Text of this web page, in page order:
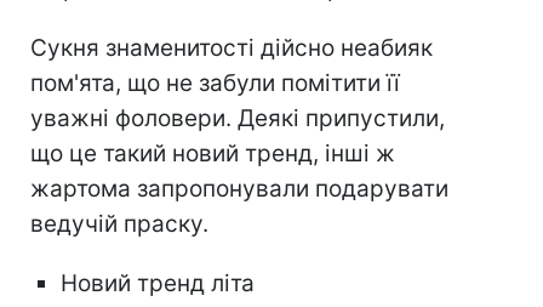
Сукня знаменитості дійсно неабияк
пом'ята, що не забули помітити її
уважні фоловери. Деякі припустили,
що це такий новий тренд, інші ж
жартома запропонували подарувати
ведучій праску.
Новий тренд літа